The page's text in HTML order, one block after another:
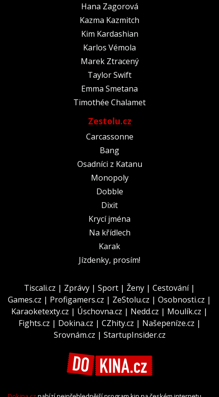
Hana Zagorová
Kazma Kazmitch
Kim Kardashian
Karlos Vémola
Marek Ztracený
Taylor Swift
Emma Smetana
Timothée Chalamet
Zestolu.cz
Carcassonne
Bang
Osadníci z Katanu
Monopoly
Dobble
Dixit
Krycí jména
Na křídlech
Karak
Jízdenky, prosím!
Tiscali.cz | Zprávy | Sport | Ženy | Cestování|
Games.cz | Profigamers.cz | ZeStolu.cz | Osobnosti.cz |
Karaoketexty.cz | Úschovna.cz | Nedd.cz | Moulík.cz |
Fights.cz | Dokina.cz | CZhity.cz | Našepeníze.cz |
Srovnám.cz | StartupInsider.cz